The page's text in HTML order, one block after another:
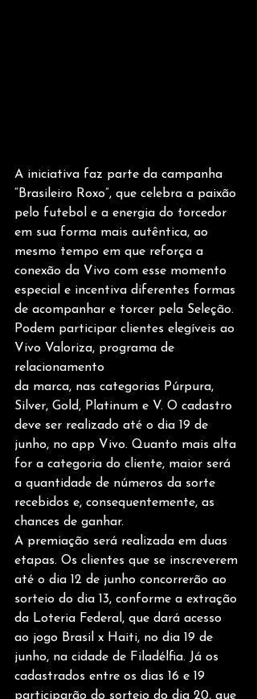
A iniciativa faz parte da campanha
“Brasileiro Roxo”, que celebra a paixão
pelo futebol e a energia do torcedor
em sua forma mais autêntica, ao
mesmo tempo em que reforça a
conexão da Vivo com esse momento
especial e incentiva diferentes formas
de acompanhar e torcer pela Seleção.
Podem participar clientes elegíveis ao
Vivo Valoriza, programa de
relacionamento
da marca, nas categorias Púrpura,
Silver, Gold, Platinum e V. O cadastro
deve ser realizado até o dia 19 de
junho, no app Vivo. Quanto mais alta
for a categoria do cliente, maior será
a quantidade de números da sorte
recebidos e, consequentemente, as
chances de ganhar.
A premiação será realizada em duas
etapas. Os clientes que se inscreverem
até o dia 12 de junho concorrerão ao
sorteio do dia 13, conforme a extração
da Loteria Federal, que dará acesso
ao jogo Brasil x Haiti, no dia 19 de
junho, na cidade de Filadélfia. Já os
cadastrados entre os dias 16 e 19
participarão do sorteio do dia 20, que